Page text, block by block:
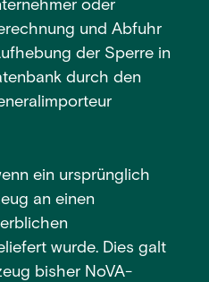
oder
und Abfuhr
der Sperre in
durch den
ein ursprünglich
an einen
wurde. Dies galt
bisher NoVA-